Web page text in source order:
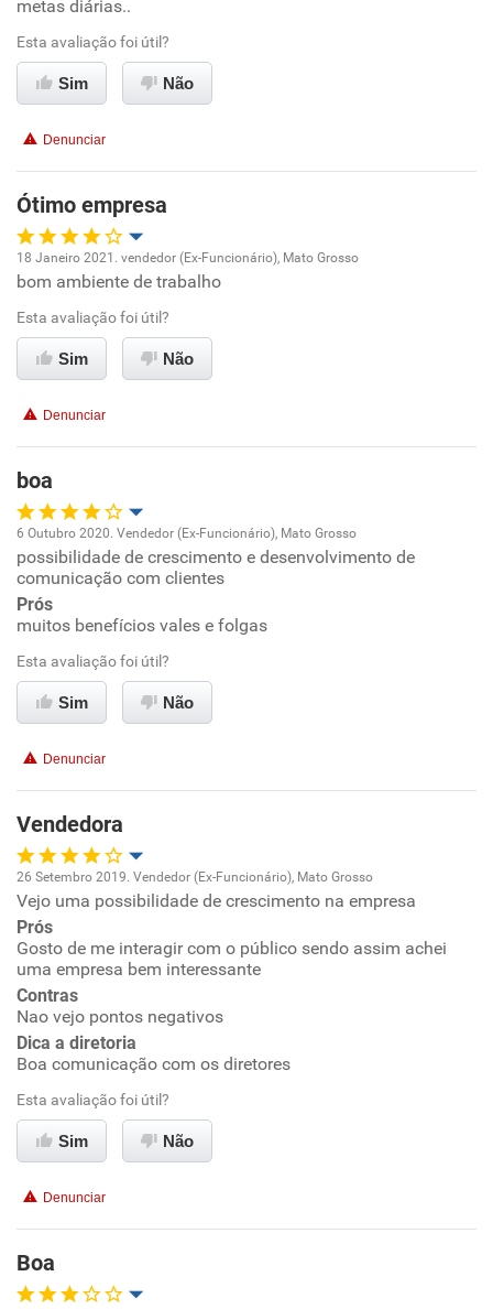
metas diárias..
Esta avaliação foi útil?
Sim Não
Denunciar
Ótimo empresa
Oportunidade de promoção
Ambiente de trabalho
Benefícios
Recomenda esta empresa
Recomenda a diretoria
18 Janeiro 2021. vendedor (Ex-Funcionário), Mato Grosso
bom ambiente de trabalho
Esta avaliação foi útil?
Sim Não
Denunciar
boa
Oportunidade de promoção
Ambiente de trabalho
Conciliação com a vida familiar
Benefícios
Recomenda a diretoria
6 Outubro 2020. Vendedor (Ex-Funcionário), Mato Grosso
possibilidade de crescimento e desenvolvimento de
comunicação com clientes
Prós
muitos benefícios vales e folgas
Esta avaliação foi útil?
Sim Não
Denunciar
Vendedora
Oportunidade de promoção
Ambiente de trabalho
Conciliação com a vida familiar
Benefícios
Recomenda esta empresa
Recomenda a diretoria
26 Setembro 2019. Vendedor (Ex-Funcionário), Mato Grosso
Vejo uma possibilidade de crescimento na empresa
Prós
Gosto de me interagir com o público sendo assim achei
uma empresa bem interessante
Contras
Nao vejo pontos negativos
Dica a diretoria
Boa comunicação com os diretores
Esta avaliação foi útil?
Sim Não
Denunciar
Boa